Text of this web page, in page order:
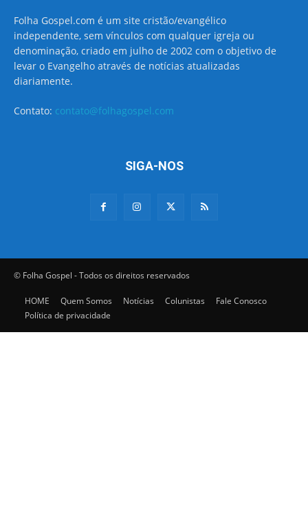
Folha Gospel.com é um site cristão/evangélico
independente, sem vínculos com qualquer igreja ou
denominação, criado em julho de 2002 com o objetivo de
levar o Evangelho através de notícias atualizadas
diariamente.
Contato: contato@folhagospel.com
SIGA-NOS
© Folha Gospel - Todos os direitos reservados
HOME Quem Somos Notícias Colunistas
Fale Conosco
Política de privacidade